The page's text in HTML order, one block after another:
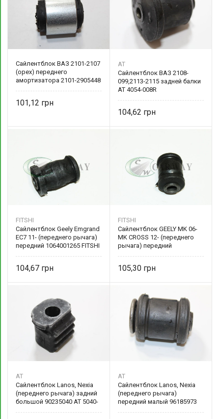
Сайлентблок ВАЗ 2101-2107
(орех) переднего
амортизатора 2101-2905448
101,12
AT
Сайлентблок ВАЗ 2108-
099,2113-2115 задней балки
AT 4054-008R
104,62
FITSHI
Сайлентблок Geely Emgrand
EC7 11- (переднего рычага)
передний 1064001265 FITSHI
104,67
FITSHI
Сайлентблок GEELY MK 06-
MK CROSS 12- (переднего
рычага) передний
105,30
AT
Сайлентблок Lanos, Nexia
(переднего рычага) задний
большой 90235040 AT 5040-
AT
Сайлентблок Lanos, Nexia
(переднего рычага)
передний малый 96185973